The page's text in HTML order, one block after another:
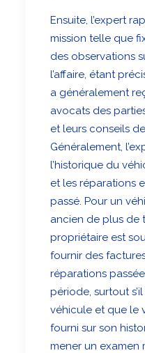
Ensuite, l’expert
mission telle que
des observations
l’affaire, étant
a généralement
avocats des
et leurs conseils de
Généralement,
l’historique du
et les réparations
passé. Pour un
ancien de plus de
propriétaire est
fournir des
réparations
période, surtout
véhicule et que le
fourni sur son
mener un examen